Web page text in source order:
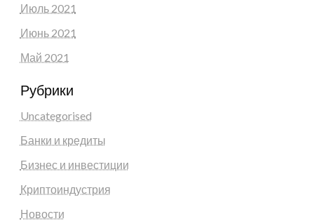
Июль 2021
Июнь 2021
Май 2021
Рубрики
Uncategorised
Банки и кредиты
Бизнес и инвестиции
Криптоиндустрия
Новости